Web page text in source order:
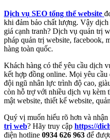
Dịch vụ SEO tổng thể website
khi đảm bảo chất lượng. Vậy
giá cạnh tranh? Dịch vụ quản trị
pháp quản trị website, facebook,
hàng toàn quốc.
Khách hàng có thể yêu cầu dịch
kết hợp đồng online. Mọi yêu
đội ngũ nhân lực trình độ cao,
còn hỗ trợ với nhiều dịch vụ kèm
mật website, thiết kế website,
Quý vị muốn hiểu rõ hơn và
trị web? Hãy truy cập https://
điện hotline 0934 626 963 để